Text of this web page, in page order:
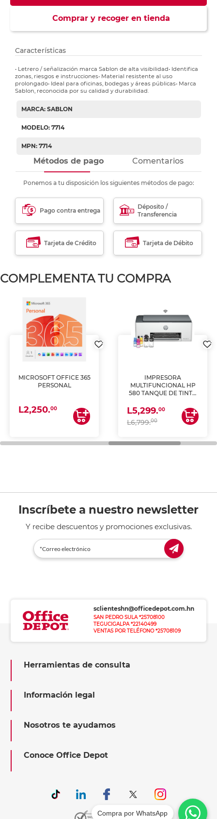
Comprar y recoger en tienda
Características
• Letrero / señalización marca Sablon de alta visibilidad• Identifica
zonas, riesgos e instrucciones• Material resistente al uso
prolongado• Ideal para oficinas, bodegas y áreas públicas• Marca
Sablon, reconocida por su calidad y durabilidad.
MARCA: SABLON
MODELO: 7714
MPN: 7714
Métodos de pago Comentarios
Ponemos a tu disposición los siguientes métodos de pago:
Pago contra entrega
Déposito /
Transferencia
Tarjeta de Crédito Tarjeta de Débito
COMPLEMENTA TU COMPRA
MICROSOFT OFFICE 365
PERSONAL
L2,250.00
IMPRESORA
MULTIFUNCIONAL HP
580 TANQUE DE TINTA
ESCANEA)
L5,299.00
L6,799.00
Inscríbete a nuestro newsletter
Y recibe descuentos y promociones exclusivas.
sclienteshn@officedepot.com.hn
SAN PEDRO SULA *25708100
TEGUCIGALPA *22140499
VENTAS POR TELÉFONO *25708109
Herramientas de consulta
Información legal
Nosotros te ayudamos
Conoce Office Depot
Compra por WhatsApp